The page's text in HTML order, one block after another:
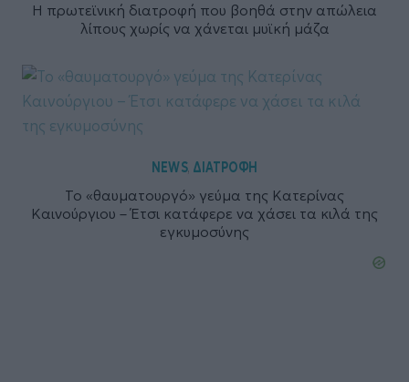
Η πρωτεϊνική διατροφή που βοηθά στην απώλεια
λίπους χωρίς να χάνεται μυϊκή μάζα
NEWS, ΔΙΑΤΡΟΦΗ
Το «θαυματουργό» γεύμα της Κατερίνας
Καινούργιου – Έτσι κατάφερε να χάσει τα κιλά της
εγκυμοσύνης